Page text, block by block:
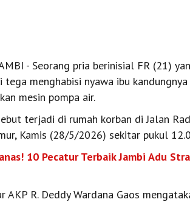
- Seorang pria berinisial FR (21)
tega menghabisi nyawa ibu
mesin pompa air.
terjadi di rumah korban di Jalan
Kamis (28/5/2026) sekitar pukul
10 Pecatur Terbaik Jambi Adu
AKP R. Deddy Wardana Gaos